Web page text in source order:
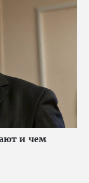
и чем